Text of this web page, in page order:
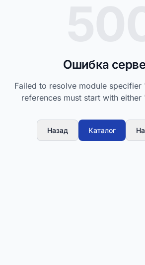
Ошибка
Failed to resolve module specifier
references must start with
Назад Каталог